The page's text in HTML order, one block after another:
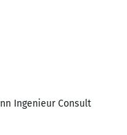
Ingenieur Consult